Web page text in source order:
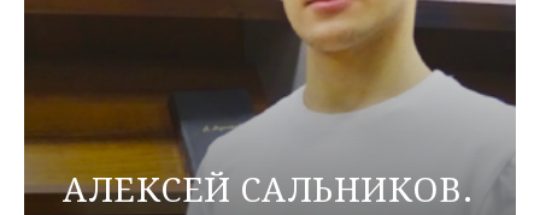
АЛЕКСЕЙ САЛЬНИКОВ.